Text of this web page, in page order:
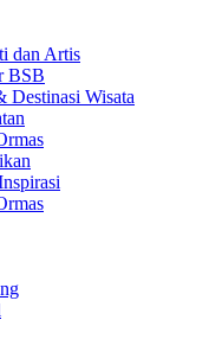
dan Artis
BSB
Destinasi Wisata